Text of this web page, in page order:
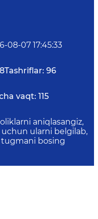
08-07 17:45:33
Tashriflar: 96
vaqt: 115
aniqlasangiz,
ularni belgilab,
tugmani bosing